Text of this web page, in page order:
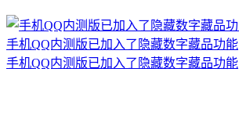
手机QQ内测版已加入了隐藏数字藏品功能
手机QQ内测版已加入了隐藏数字藏品功能